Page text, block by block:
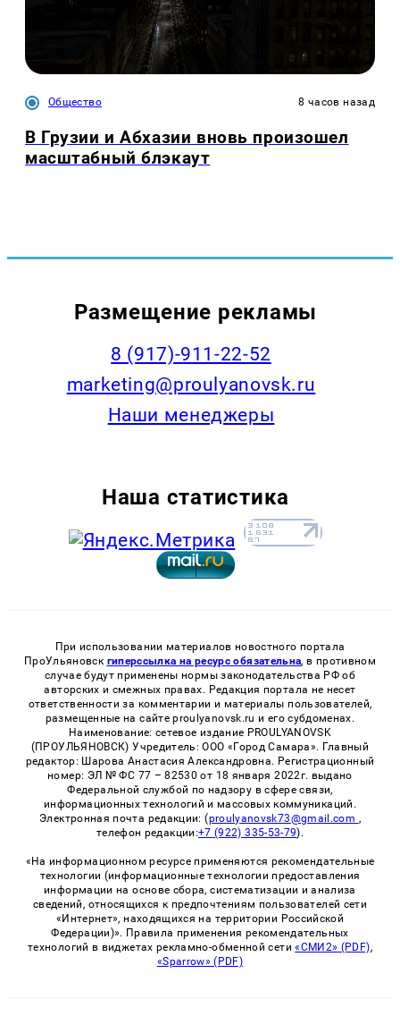
Общество 8 часов назад
В Грузии и Абхазии вновь произошел
масштабный блэкаут
Размещение рекламы
8 (917)-911-22-52
marketing@proulyanovsk.ru
Наши менеджеры
Наша статистика
При использовании материалов новостного портала
ПроУльяновск гиперссылка на ресурс обязательна, в противном
случае будут применены нормы законодательства РФ об
авторских и смежных правах. Редакция портала не несет
ответственности за комментарии и материалы пользователей,
размещенные на сайте proulyanovsk.ru и его субдоменах.
Наименование: сетевое издание PROULYANOVSK
(ПРОУЛЬЯНОВСК) Учредитель: ООО «Город Самара». Главный
редактор: Шарова Анастасия Александровна. Регистрационный
номер: ЭЛ № ФС 77 – 82530 от 18 января 2022г. выдано
Федеральной службой по надзору в сфере связи,
информационных технологий и массовых коммуникаций.
Электронная почта редакции: (proulyanovsk73@gmail.com ,
телефон редакции:+7 (922) 335-53-79).
«На информационном ресурсе применяются рекомендательные
технологии (информационные технологии предоставления
информации на основе сбора, систематизации и анализа
сведений, относящихся к предпочтениям пользователей сети
«Интернет», находящихся на территории Российской
Федерации)». Правила применения рекомендательных
технологий в виджетах рекламно-обменной сети«СМИ2» (PDF),
«Sparrow» (PDF)